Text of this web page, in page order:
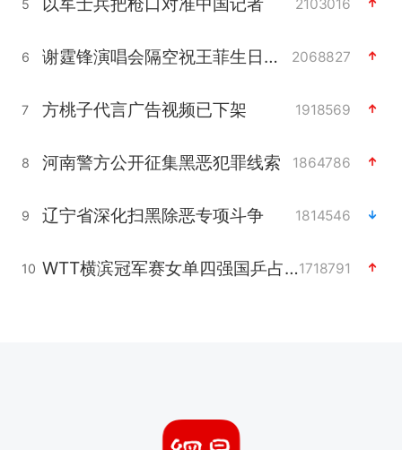
5 2103016
6 谢霆锋演唱会隔空祝王菲生日快乐 2068827
7 方桃子代言广告视频已下架 1918569
8 河南警方公开征集黑恶犯罪线索 1864786
9 辽宁省深化扫黑除恶专项斗争 1814546
10 WTT横滨冠军赛女单四强国乒占三席1718791